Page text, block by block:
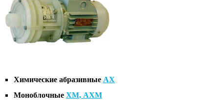
Химические абразивные АХ
Моноблочные ХМ, АХМ